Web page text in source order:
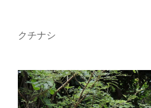
クチナシ